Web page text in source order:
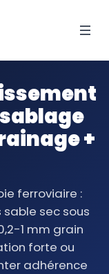
+
ferroviaire :
sable sec sous
1 mm grain
forte ou
adhérence